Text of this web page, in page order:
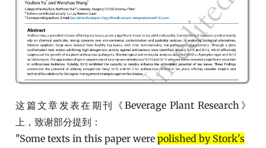
这篇文章发表在期刊《Beverage Plant Research》
上，致谢部分提到：
"Some texts in this paper werepolished by Stork's